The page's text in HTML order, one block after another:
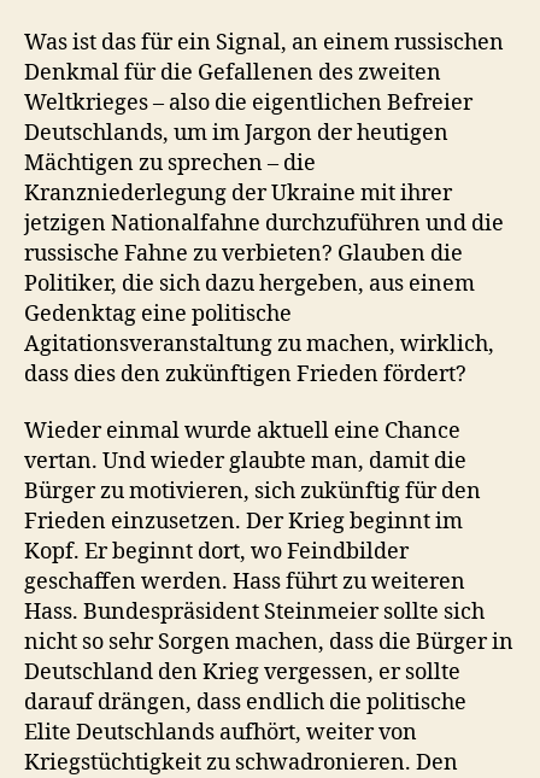
Was ist das für ein Signal, an einem russischen
Denkmal für die Gefallenen des zweiten
Weltkrieges – also die eigentlichen Befreier
Deutschlands, um im Jargon der heutigen
Mächtigen zu sprechen – die
Kranzniederlegung der Ukraine mit ihrer
jetzigen Nationalfahne durchzuführen und die
russische Fahne zu verbieten? Glauben die
Politiker, die sich dazu hergeben, aus einem
Gedenktag eine politische
Agitationsveranstaltung zu machen, wirklich,
dass dies den zukünftigen Frieden fördert?
Wieder einmal wurde aktuell eine Chance
vertan. Und wieder glaubte man, damit die
Bürger zu motivieren, sich zukünftig für den
Frieden einzusetzen. Der Krieg beginnt im
Kopf. Er beginnt dort, wo Feindbilder
geschaffen werden. Hass führt zu weiteren
Hass. Bundespräsident Steinmeier sollte sich
nicht so sehr Sorgen machen, dass die Bürger in
Deutschland den Krieg vergessen, er sollte
darauf drängen, dass endlich die politische
Elite Deutschlands aufhört, weiter von
Kriegstüchtigkeit zu schwadronieren. Den